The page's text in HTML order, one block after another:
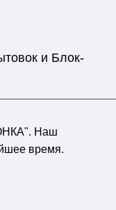
и Блок-
Наш
время.